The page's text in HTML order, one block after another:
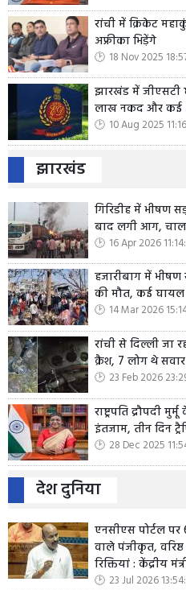
रांची में क्रिकेट
अफ्रीका भिड़ेंगे
18 Nov 2025
झारखंड में जीएसटी
लाख नकद और कई
10 Aug 2025
झारखंड
गिरिडीह में भीषण
बाद लगी आग,
16 Apr 2026
हजारीबाग में
की मौत, कई घायल
14 Mar 2026
रांची से दिल्ली जा
क्रैश, 7 लोग थे सवार
23 Feb 2026
राष्ट्रपति द्रौपदी
इंतजाम, तीन दिन
28 Dec 2025
देश दुनिया
एनसीएस पोर्टल
वाले पंजीकृत,
रिक्तियां : केंद्रीय
23 Jul 2026